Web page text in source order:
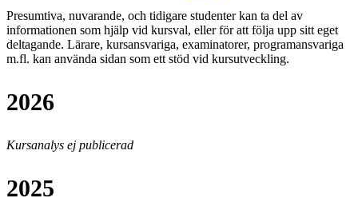
Presumtiva, nuvarande, och tidigare studenter kan ta del av
informationen som hjälp vid kursval, eller för att följa upp sitt eget
deltagande. Lärare, kursansvariga, examinatorer, programansvariga
m.fl. kan använda sidan som ett stöd vid kursutveckling.
2026
Kursanalys ej publicerad
2025